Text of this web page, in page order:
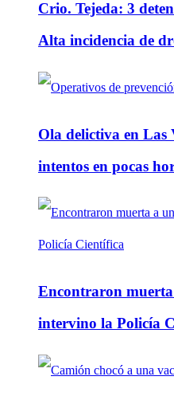
Crio. Tejeda: 3
Alta incidencia de
Ola delictiva en Las
intentos en pocas
Encontraron muerta
intervino la Policía